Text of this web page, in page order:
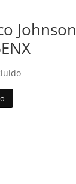
Johnson